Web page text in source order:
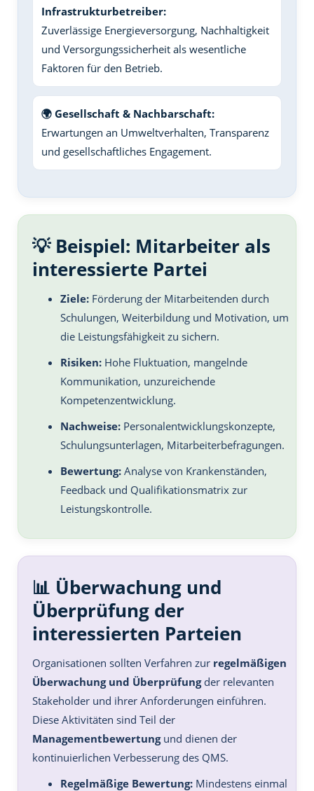
Infrastrukturbetreiber:
Zuverlässige Energieversorgung, Nachhaltigkeit
und Versorgungssicherheit als wesentliche
Faktoren für den Betrieb.
🌍 Gesellschaft & Nachbarschaft:
Erwartungen an Umweltverhalten, Transparenz
und gesellschaftliches Engagement.
💡 Beispiel: Mitarbeiter als
interessierte Partei
Ziele: Förderung der Mitarbeitenden durch
Schulungen, Weiterbildung und Motivation, um
die Leistungsfähigkeit zu sichern.
Risiken: Hohe Fluktuation, mangelnde
Kommunikation, unzureichende
Kompetenzentwicklung.
Nachweise: Personalentwicklungskonzepte,
Schulungsunterlagen, Mitarbeiterbefragungen.
Bewertung: Analyse von Krankenständen,
Feedback und Qualifikationsmatrix zur
Leistungskontrolle.
📊 Überwachung und
Überprüfung der
interessierten Parteien
Organisationen sollten Verfahren zur regelmäßigen
Überwachung und Überprüfungder relevanten
Stakeholder und ihrer Anforderungen einführen.
Diese Aktivitäten sind Teil der
Managementbewertungund dienen der
kontinuierlichen Verbesserung des QMS.
Regelmäßige Bewertung: Mindestens einmal